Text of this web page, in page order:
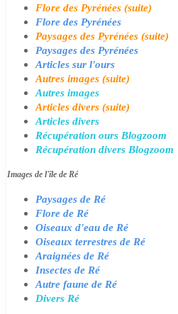
Flore des Pyrénées (suite)
Flore des Pyrénées
Paysages des Pyrénées (suite)
Paysages des Pyrénées
Articles sur l'ours
Autres images (suite)
Autres images
Articles divers (suite)
Articles divers
Récupération ours Blogzoom
Récupération divers Blogzoom
Images de l'île de Ré
Paysages de Ré
Flore de Ré
Oiseaux d'eau de Ré
Oiseaux terrestres de Ré
Araignées de Ré
Insectes de Ré
Autre faune de Ré
Divers Ré